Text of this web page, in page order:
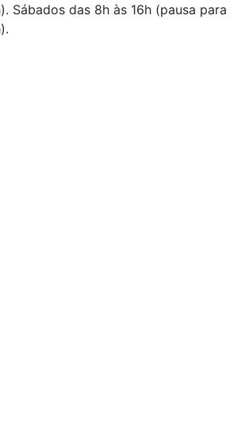
Sábados das 8h às 16h (pausa para